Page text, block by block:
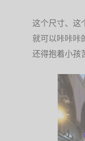
这个尺寸、这
就可以咔咔咔
还得抱着小孩